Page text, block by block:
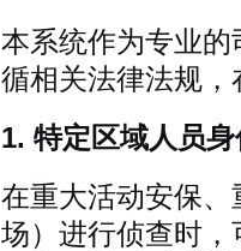
本系统作为专业
循相关法律法规
1. 特定区域人员
在重大活动安保
场）进行侦查时